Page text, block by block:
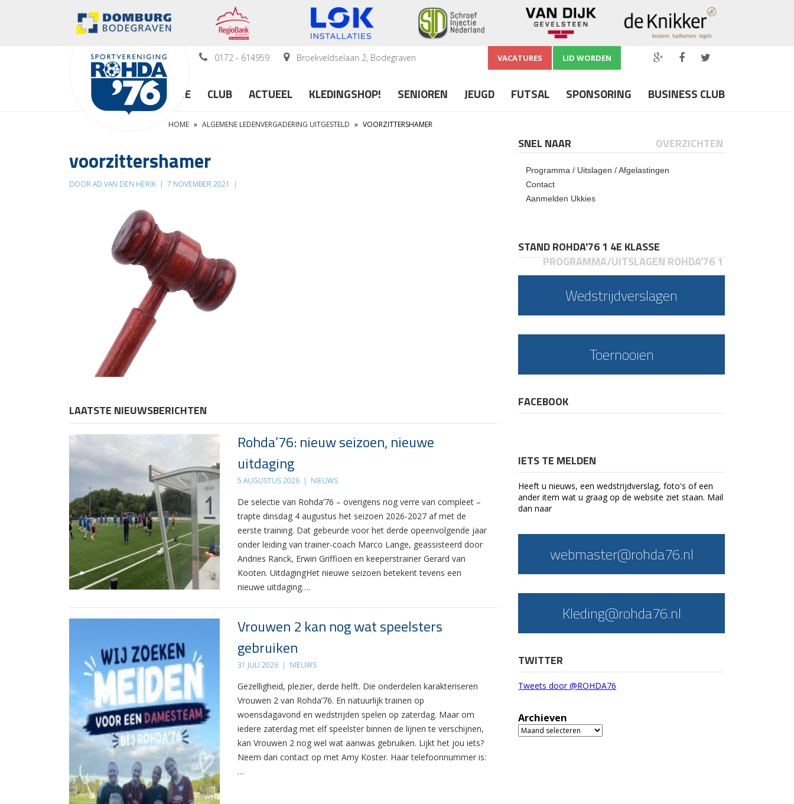
0172 - 614959 Broekveldselaan 2, Bodegraven VACATURES LID WORDEN
HOME CLUB ACTUEEL KLEDINGSHOP! SENIOREN JEUGD FUTSAL SPONSORING BUSINESS CLUB
HOME » ALGEMENE LEDENVERGADERING UITGESTELD » VOORZITTERSHAMER
voorzittershamer
DOOR AD VAN DEN HERIK | 7 NOVEMBER 2021 |
LAATSTE NIEUWSBERICHTEN
Rohda’76: nieuw seizoen, nieuwe
uitdaging
5 AUGUSTUS 2026 | NIEUWS
De selectie van Rohda’76 – overigens nog verre van compleet –
trapte dinsdag 4 augustus het seizoen 2026-2027 af met de
eerste training. Dat gebeurde voor het derde opeenvolgende jaar
onder leiding van trainer-coach Marco Lange, geassisteerd door
Andries Ranck, Erwin Griffioen en keeperstrainer Gerard van
Kooten. UitdagingHet nieuwe seizoen betekent tevens een
nieuwe uitdaging….
Vrouwen 2 kan nog wat speelsters
gebruiken
31 JULI 2026 | NIEUWS
Gezelligheid, plezier, derde helft. Die onderdelen karakteriseren
Vrouwen 2 van Rohda’76. En natuurlijk trainen op
woensdagavond en wedstrijden spelen op zaterdag. Maar om
iedere zaterdag met elf speelster binnen de lijnen te verschijnen,
kan Vrouwen 2 nog wel wat aanwas gebruiken. Lijkt het jou iets?
Neem dan contact op met Amy Koster. Haar telefoonnummer is:
…
SNEL NAAR OVERZICHTEN
Programma / Uitslagen / Afgelastingen
Contact
Aanmelden Ukkies
STAND ROHDA'76 1 4E KLASSE
PROGRAMMA/UITSLAGEN ROHDA'76 1
Wedstrijdverslagen
Toernooien
FACEBOOK
IETS TE MELDEN
Heeft u nieuws, een wedstrijdverslag, foto's of een
ander item wat u graag op de website ziet staan. Mail
dan naar
webmaster@rohda76.nl
Kleding@rohda76.nl
TWITTER
Tweets door @ROHDA76
Archieven
Archieven